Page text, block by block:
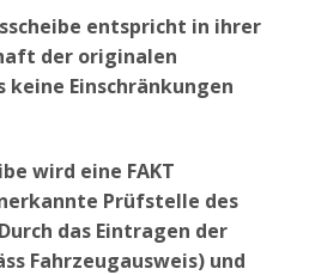
entspricht in ihrer
der originalen
keine Einschränkungen
wird eine FAKT
Prüfstelle des
das Eintragen der
Fahrzeugausweis) und